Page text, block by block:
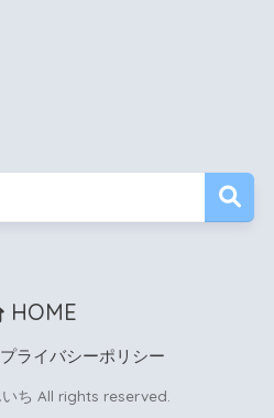
HOME
プライバシーポリシー
© 2026 倉田しんいち All rights reserved.